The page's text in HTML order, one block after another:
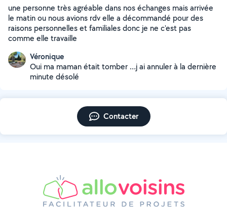
une personne très agréable dans nos échanges mais arrivée
le matin ou nous avions rdv elle a décommandé pour des
raisons personnelles et familiales donc je ne c'est pas
comme elle travaille
Véronique
Oui ma maman était tomber …j ai annuler à la dernière
minute désolé
Contacter